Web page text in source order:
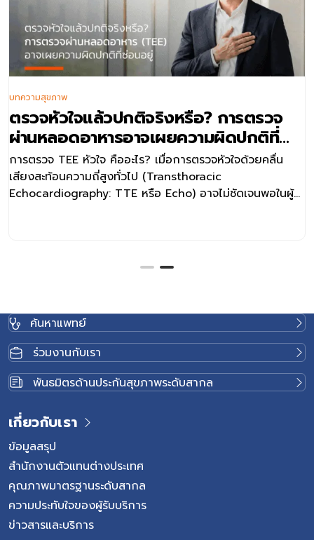
ตรวจหัวใจแล้วปกติจริงหรือ? การตรวจ
ผ่านหลอดอาหารอาจเผยความผิดปกติที่
ซ่อนอยู่
การตรวจ TEE หัวใจ คืออะไร? เมื่อการตรวจหัวใจด้วยคลื่น
เสียงสะท้อนความถี่สูงทั่วไป (Transthoracic
Echocardiography: TTE หรือ Echo) อาจไม่ชัดเจนพอในผู้
กับ Transthoracic Echocardiography อย่างไร ที่นี่มีคำ
ตอบ การตรวจ TEE หัวใจคืออะไร? การตรวจหัวใจด้วยคลื่น
เสียงความถี่สูงผ่านหลอดอาหาร หรือ Transesophageal
Echocardiogram โดยใช้หัวตรวจอัลตราซาวนด์ชนิดพิเศษ
สอดผ่านทางปากเข้าสู่หลอดอาหาร เนื่องจากหลอดอาหารอยู่
ใกล้หัวใจมากกว่าการตรวจผ่านผนังทรวงอก การตรวจ TEE
ช่วยให้แพทย์เห็นรายละเอียดหัวใจบางตำแหน่งได้ชัดเจนขึ้น เช่น
การตรวจหัวใจด้วยคลื่นเสียงผ่านหลอดอาหารในการสร้างภาพ
หัวใจแบบเคลื่อนไหว ไม่ใช้รังสีจึงไม่ก่อให้เกิดรังสี และช่วยให้
แพทย์ประเมินทั้งโครงสร้างและการทำงานของหัวใจได้อย่าง
ละเอียด ตรวจ TEE หัวใจกับ Echo ต่างกันอย่างไร แม้ว่าการ
ตรวจหัวใจแบบ TEE และ Echo จะเป็นการตรวจหัวใจด้วยคลื่น
เสียงความถี่สูงเหมือนกัน แต่มีวิธีการตรวจและวัตถุประสงค์ที่
แตกต่างกัน โดยแพทย์จะเลือกใช้ให้เหมาะกับอาการและข้อมูลที่
บทความสุขภาพ
ค้นหาแพทย์
ร่วมงานกับเรา
พันธมิตรด้านประกันสุขภาพระดับสากล
เกี่ยวกับเรา
ข้อมูลสรุป
สำนักงานตัวแทนต่างประเทศ
คุณภาพมาตรฐานระดับสากล
ความประทับใจของผู้รับบริการ
ข่าวสารและบริการ